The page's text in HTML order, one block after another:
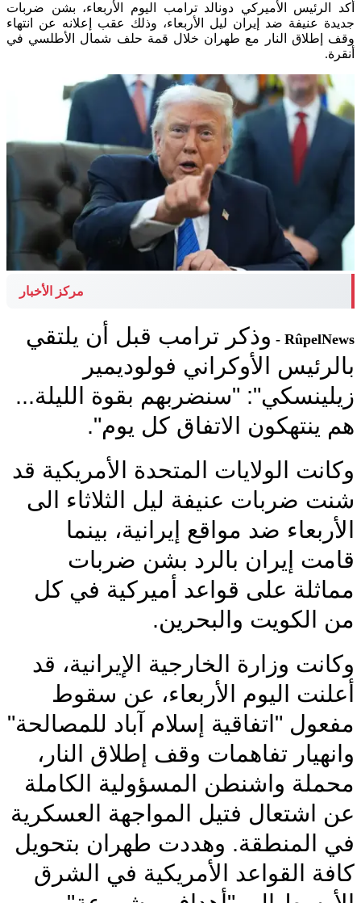
أكد الرئيس الأميركي دونالد ترامب اليوم الأربعاء، بشن ضربات
جديدة عنيفة ضد إيران ليل الأربعاء، وذلك عقب إعلانه عن انتهاء
وقف إطلاق النار مع طهران خلال قمة حلف شمال الأطلسي في
أنقرة.
مركز الأخبار
RûpelNews -
وذكر ترامب قبل أن يلتقي
بالرئيس الأوكراني فولوديمير
زيلينسكي": "سنضربهم بقوة الليلة...
هم ينتهكون الاتفاق كل يوم".
وكانت الولايات المتحدة الأمريكية قد
شنت ضربات عنيفة ليل الثلاثاء الى
الأربعاء ضد مواقع إيرانية، بينما
قامت إيران بالرد بشن ضربات
مماثلة على قواعد أميركية في كل
من الكويت والبحرين.
وكانت وزارة الخارجية الإيرانية، قد
أعلنت اليوم الأربعاء، عن سقوط
مفعول "اتفاقية إسلام آباد للمصالحة"
وانهيار تفاهمات وقف إطلاق النار،
محملة واشنطن المسؤولية الكاملة
عن اشتعال فتيل المواجهة العسكرية
في المنطقة. وهددت طهران بتحويل
كافة القواعد الأمريكية في الشرق